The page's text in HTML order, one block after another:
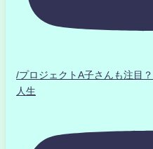
/プロジェクトA子さんも注目
人生